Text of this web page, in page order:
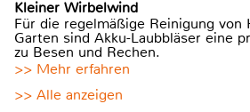
Kleiner Wirbelwind
Für die regelmäßige Reinigung von
Garten sind Akku-Laubbläser eine
zu Besen und Rechen.
>> Mehr erfahren
>> Alle anzeigen